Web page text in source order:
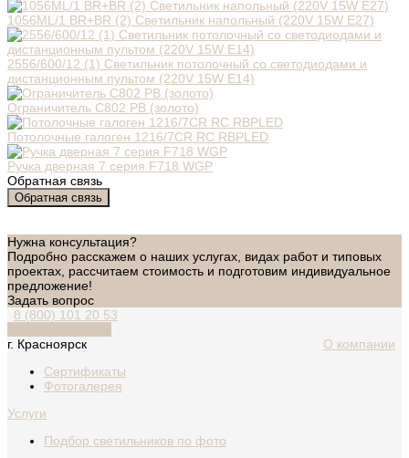
1056ML/1 BR+BR (2) Светильник напольный (220V 15W E27)
2556/600/12 (1) Светильник потолочный со светодиодами и
дистанционным пультом (220V 15W E14)
Ограничитель C802 PB (золото)
Потолочные галоген 1216/7CR RC RBPLED
Ручка дверная 7 серия F718 WGP
Обратная связь
Обратная связь
Нужна консультация?
Подробно расскажем о наших услугах, видах работ и типовых
проектах, рассчитаем стоимость и подготовим индивидуальное
предложение!
Задать вопрос
8 (800) 101 20 53
г. Красноярск
О компании
Сертификаты
Фотогалерея
Услуги
Подбор светильников по фото